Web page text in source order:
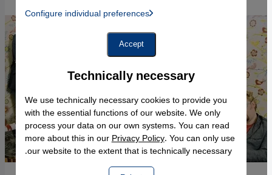
Technically necessary
We use technically necessary cookies to provide you
with the essential functions of our website. We only
process your data on our own systems. You can read
more about this in ourPrivacy Policy. You can only use
our website to the extent that is technically necessary.
Instagram Embed, Twitter Embed, Youtube Embed
Facebook Embed / Facebook Connect
Google Maps Embed
Configure individual preferences
Accept